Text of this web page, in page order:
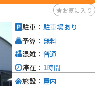
お気に入り
駐車： 駐車場あり
予算： 無料
混雑： 普通
滞在： 1時間
施設： 屋内